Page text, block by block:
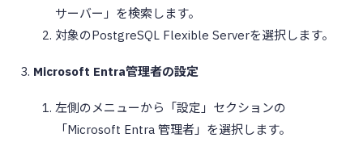
サーバー」を検索します。
対象のPostgreSQL Flexible Serverを選択します。
Microsoft Entra管理者の設定
左側のメニューから「設定」セクションの
「Microsoft Entra 管理者」を選択します。